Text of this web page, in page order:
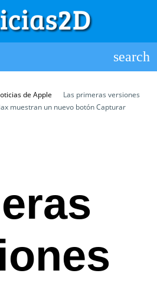
de Apple
Las primeras versiones
muestran un nuevo botón Capturar